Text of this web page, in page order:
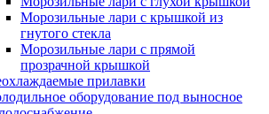
Морозильные лари с крышкой из
гнутого стекла
Морозильные лари с прямой
прозрачной крышкой
прилавки
оборудование под выносное